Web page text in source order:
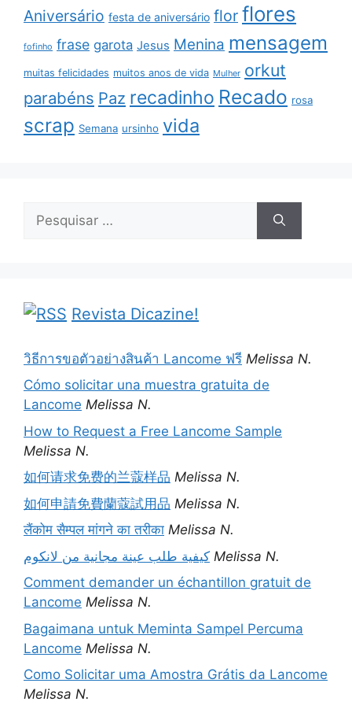
Aniversário festa de aniversário flor flores
fofinho frase garota Jesus Menina mensagem
muitas felicidades muitos anos de vida Mulher orkut
parabéns Paz recadinho Recado rosa
scrap Semana ursinho vida
por:
Revista Dicazine!
วิธีการขอตัวอย่างสินค้า Lancome ฟรี Melissa N.
Cómo solicitar una muestra gratuita de
Lancome Melissa N.
How to Request a Free Lancome Sample
Melissa N.
如何请求免费的兰蔻样品 Melissa N.
如何申請免費蘭蔻試用品 Melissa N.
लैंकोम सैम्पल मांगने का तरीका Melissa N.
كيفية طلب عينة مجانية من لانكوم Melissa N.
Comment demander un échantillon gratuit de
Lancome Melissa N.
Bagaimana untuk Meminta Sampel Percuma
Lancome Melissa N.
Como Solicitar uma Amostra Grátis da Lancome
Melissa N.